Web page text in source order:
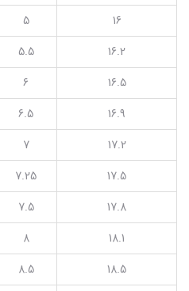
16
5
16.2
5.5
16.5
6
16.9
6.5
17.2
7
17.5
7.25
17.8
7.5
18.1
8
18.5
8.5